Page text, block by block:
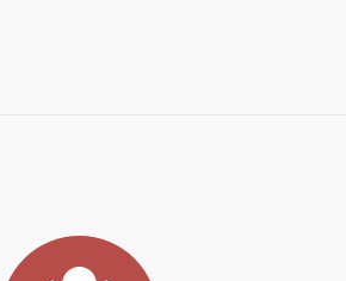
г. Пермь, ул. Куйбышева 36, оф 3